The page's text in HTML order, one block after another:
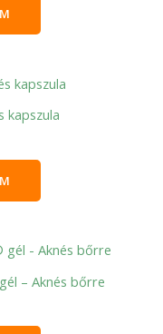
kapszula
– Aknés bőrre